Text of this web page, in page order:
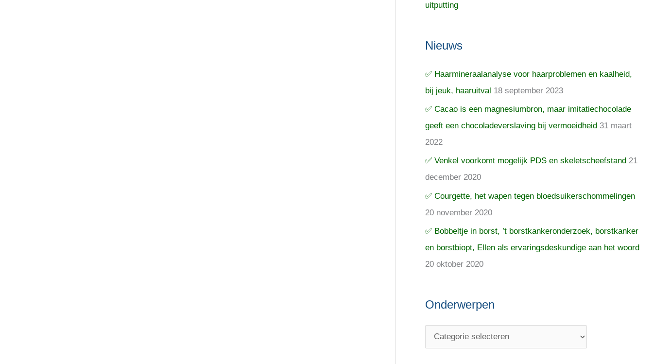
uitputting
Nieuws
✅ Haarmineraalanalyse voor haarproblemen en kaalheid,
bij jeuk, haaruitval 18 september 2023
✅ Cacao is een magnesiumbron, maar imitatiechocolade
geeft een chocoladeverslaving bij vermoeidheid 31 maart
2022
✅ Venkel voorkomt mogelijk PDS en skeletscheefstand 21
december 2020
✅ Courgette, het wapen tegen bloedsuikerschommelingen
20 november 2020
✅ Bobbeltje in borst, ’t borstkankeronderzoek, borstkanker
en borstbiopt, Ellen als ervaringsdeskundige aan het woord
20 oktober 2020
Onderwerpen